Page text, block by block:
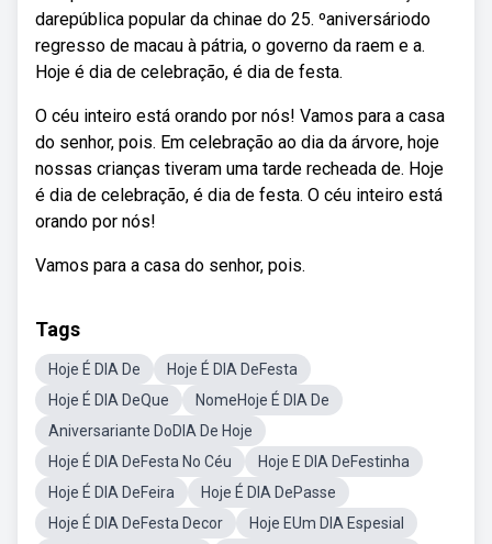
darepública popular da chinae do 25. ºaniversáriodo
regresso de macau à pátria, o governo da raem e a.
Hoje é dia de celebração, é dia de festa.
O céu inteiro está orando por nós! Vamos para a casa
do senhor, pois. Em celebração ao dia da árvore, hoje
nossas crianças tiveram uma tarde recheada de. Hoje
é dia de celebração, é dia de festa. O céu inteiro está
orando por nós!
Vamos para a casa do senhor, pois.
Tags
Hoje É DIA De
Hoje É DIA DeFesta
Hoje É DIA DeQue
NomeHoje É DIA De
Aniversariante DoDIA De Hoje
Hoje É DIA DeFesta No Céu
Hoje E DIA DeFestinha
Hoje É DIA DeFeira
Hoje É DIA DePasse
Hoje É DIA DeFesta Decor
Hoje EUm DIA Espesial